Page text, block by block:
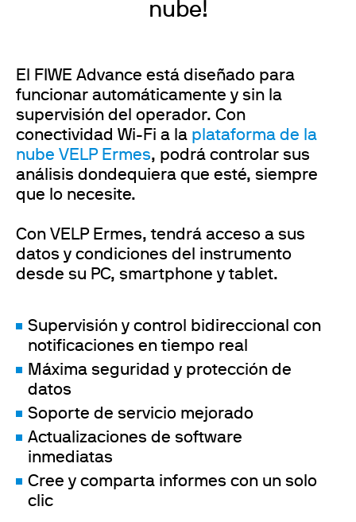
nube!
El FIWE Advance está diseñado para
funcionar automáticamente y sin la
supervisión del operador. Con
conectividad Wi-Fi a la plataforma de la
nube VELP Ermes, podrá controlar sus
análisis dondequiera que esté, siempre
que lo necesite.
Con VELP Ermes, tendrá acceso a sus
datos y condiciones del instrumento
desde su PC, smartphone y tablet.
Supervisión y control bidireccional con
notificaciones en tiempo real
Máxima seguridad y protección de
datos
Soporte de servicio mejorado
Actualizaciones de software
inmediatas
Cree y comparta informes con un solo
clic